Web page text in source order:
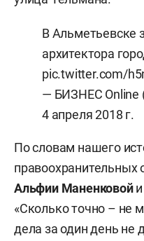
В Альметьевске
архитектора
pic.twitter.com/
— БИЗНЕС Online
4 апреля 2018 г.
По словам нашего
правоохранительных
Альфии Маненковой
«Сколько точно – не
дела за один день не